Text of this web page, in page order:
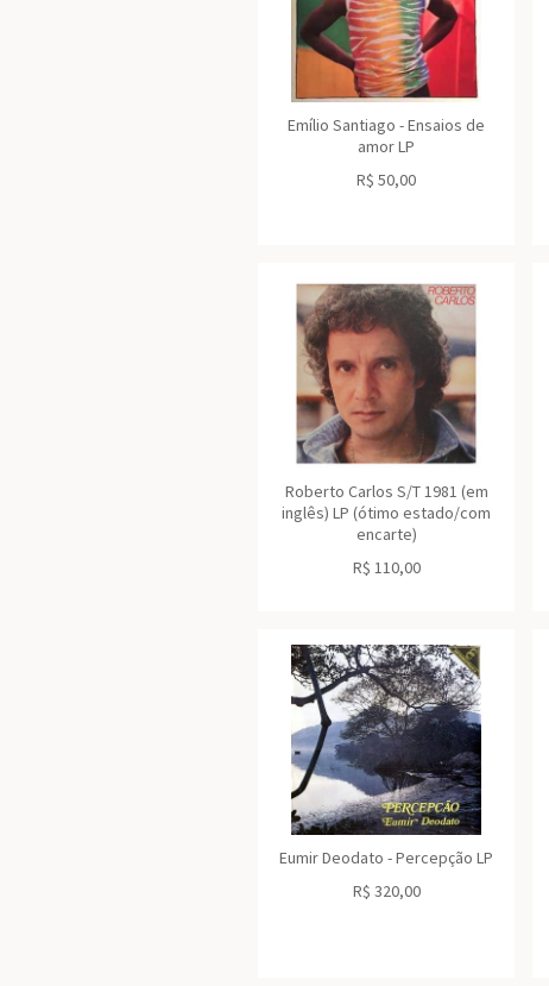
Emílio Santiago - Ensaios de
amor LP
R$ 50,00
Roberto Carlos S/T 1981 (em
inglês) LP (ótimo estado/com
encarte)
R$ 110,00
Eumir Deodato - Percepção LP
R$ 320,00